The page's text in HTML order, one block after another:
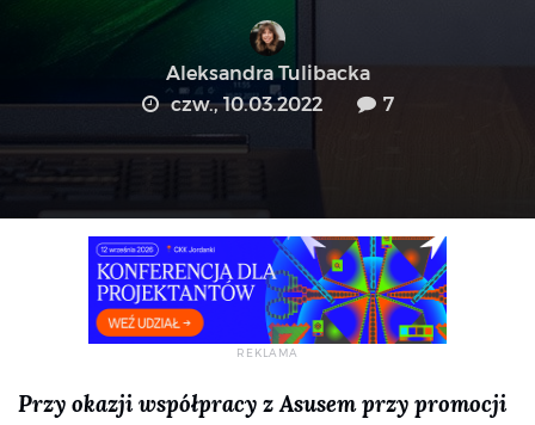
Aleksandra Tulibacka
czw., 10.03.2022
7
Przy okazji współpracy z Asusem przy promocji